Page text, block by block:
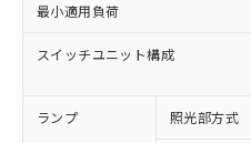
最小適用負荷
スイッチユニット構成
ランプ 照光部方式